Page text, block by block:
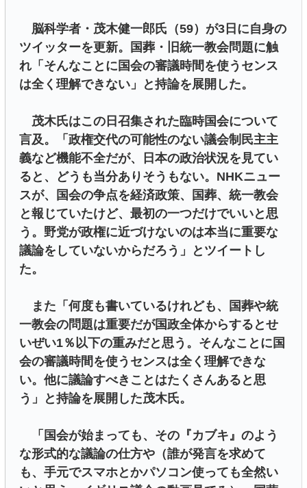
脳科学者・茂木健一郎氏（59）が3日に自身の
ツイッターを更新。国葬・旧統一教会問題に触
れ「そんなことに国会の審議時間を使うセンス
は全く理解できない」と持論を展開した。
茂木氏はこの日召集された臨時国会について
言及。「政権交代の可能性のない議会制民主主
義など機能不全だが、日本の政治状況を見てい
ると、どうも当分ありそうもない。NHKニュー
スが、国会の争点を経済政策、国葬、統一教会
と報じていたけど、最初の一つだけでいいと思
う。野党が政権に近づけないのは本当に重要な
議論をしていないからだろう」とツイートし
た。
また「何度も書いているけれども、国葬や統
一教会の問題は重要だが国政全体からするとせ
いぜい1％以下の重みだと思う。そんなことに国
会の審議時間を使うセンスは全く理解できな
い。他に議論すべきことはたくさんあると思
う」と持論を展開した茂木氏。
「国会が始まっても、その『カブキ』のよう
な形式的な議論の仕方や（誰が発言を求めて
も、手元でスマホとかパソコン使っても全然い